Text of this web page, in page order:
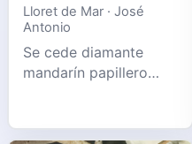
Lloret de Mar · José
Antonio
Se cede diamante
mandarín papillero